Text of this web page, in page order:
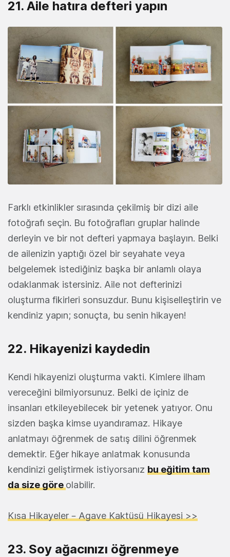
21. Aile hatıra defteri yapın
Farklı etkinlikler sırasında çekilmiş bir dizi aile
fotoğrafı seçin. Bu fotoğrafları gruplar halinde
derleyin ve bir not defteri yapmaya başlayın. Belki
de ailenizin yaptığı özel bir seyahate veya
belgelemek istediğiniz başka bir anlamlı olaya
odaklanmak istersiniz. Aile not defterinizi
oluşturma fikirleri sonsuzdur. Bunu kişiselleştirin ve
kendiniz yapın; sonuçta, bu senin hikayen!
22. Hikayenizi kaydedin
Kendi hikayenizi oluşturma vakti. Kimlere ilham
vereceğini bilmiyorsunuz. Belki de içiniz de
insanları etkileyebilecek bir yetenek yatıyor. Onu
sizden başka kimse uyandıramaz. Hikaye
anlatmayı öğrenmek de satış dilini öğrenmek
demektir. Eğer hikaye anlatmak konusunda
kendinizi geliştirmek istiyorsanız bu eğitim tam
da size göre olabilir.
Kısa Hikayeler – Agave Kaktüsü Hikayesi >>
23. Soy ağacınızı öğrenmeye